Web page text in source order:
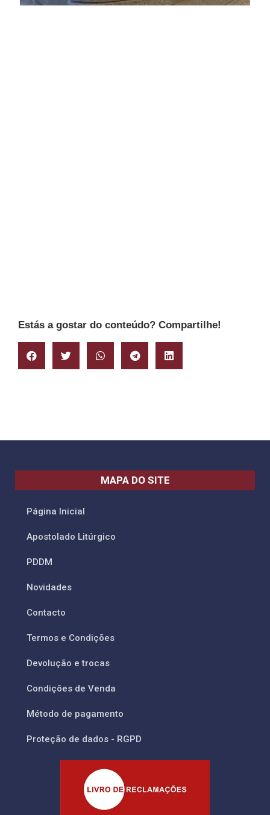
Estás a gostar do conteúdo? Compartilhe!
MAPA DO SITE
Página Inicial
Apostolado Litúrgico
PDDM
Novidades
Contacto
Termos e Condições
Devolução e trocas
Condições de Venda
Método de pagamento
Proteção de dados - RGPD